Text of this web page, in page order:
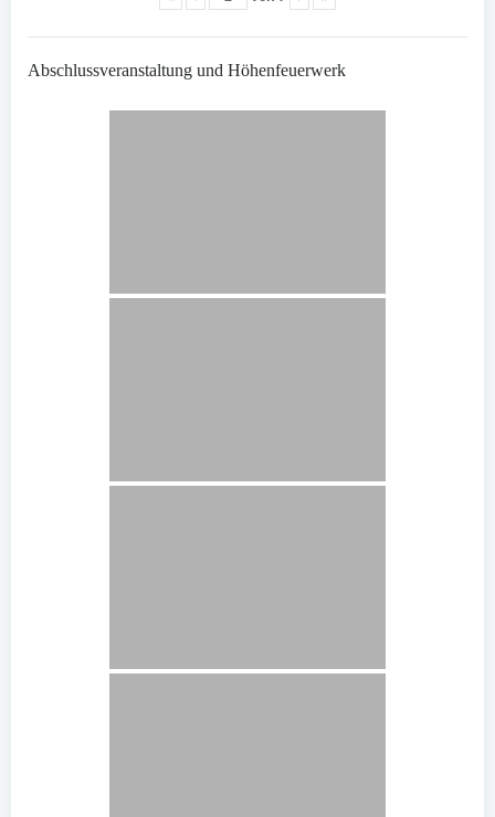
Abschlussveranstaltung und Höhenfeuerwerk